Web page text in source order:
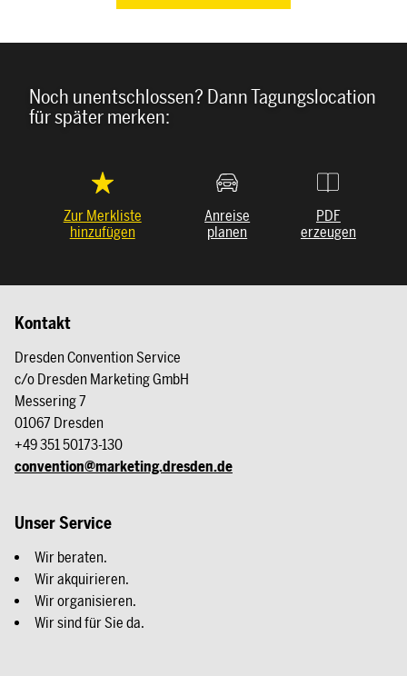
Noch unentschlossen? Dann Tagungslocation
für später merken:
Zur Merkliste
hinzufügen
Anreise
planen
PDF
erzeugen
Kontakt
Dresden Convention Service
c/o Dresden Marketing GmbH
Messering 7
01067 Dresden
+49 351 50173-130
convention@marketing.dresden.de
Unser Service
Wir beraten.
Wir akquirieren.
Wir organisieren.
Wir sind für Sie da.